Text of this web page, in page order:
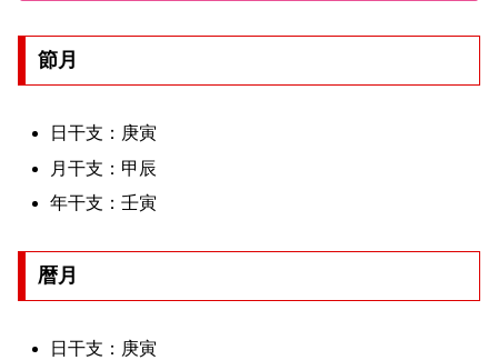
節月
日干支：庚寅
月干支：甲辰
年干支：壬寅
暦月
日干支：庚寅